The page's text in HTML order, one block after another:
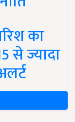
का
से ज्यादा